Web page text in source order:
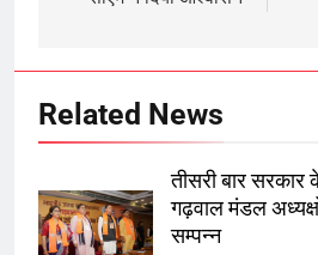
Related News
तीसरी बार
गढ़वाल मंडल
सम्पन्न